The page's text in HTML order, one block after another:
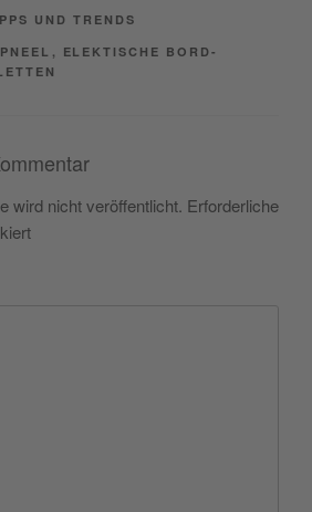
UND TRENDS
, ELEKTISCHE BORD-
wird nicht veröffentlicht. Erforderliche